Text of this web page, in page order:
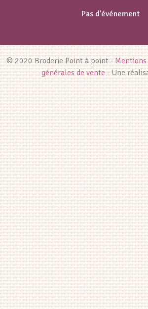
Pas d'événement
© 2020 Broderie Point à point -
générales de vente- Une